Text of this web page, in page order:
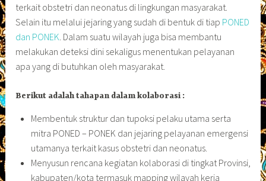
terkait obstetri dan neonatus di lingkungan masyarakat.
Selain itu melalui jejaring yang sudah di bentuk di tiap PONED
dan PONEK . Dalam suatu wilayah juga bisa membantu
melakukan deteksi dini sekaligus menentukan pelayanan
apa yang di butuhkan oleh masyarakat.
Berikut adalah tahapan dalam kolaborasi :
Membentuk struktur dan tupoksi pelaku utama serta
mitra PONED – PONEK dan jejaring pelayanan emergensi
utamanya terkait kasus obstetri dan neonatus.
Menyusun rencana kegiatan kolaborasi di tingkat Provinsi,
kabupaten/kota termasuk mapping wilayah kerja